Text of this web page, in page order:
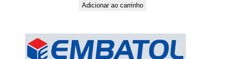
Adicionar ao carrinho